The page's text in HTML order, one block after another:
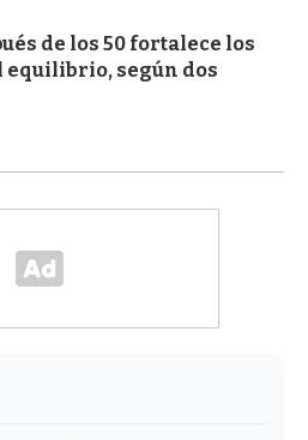
de los 50 fortalece los
equilibrio, según dos